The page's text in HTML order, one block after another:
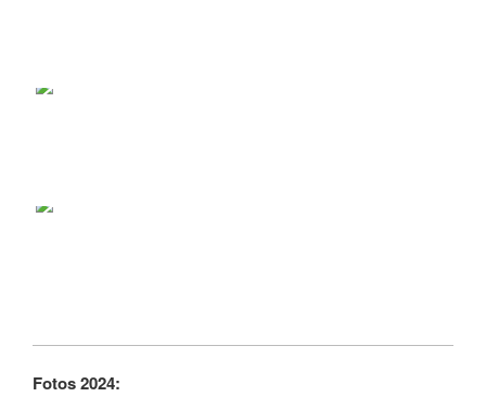
Fotos 2024: